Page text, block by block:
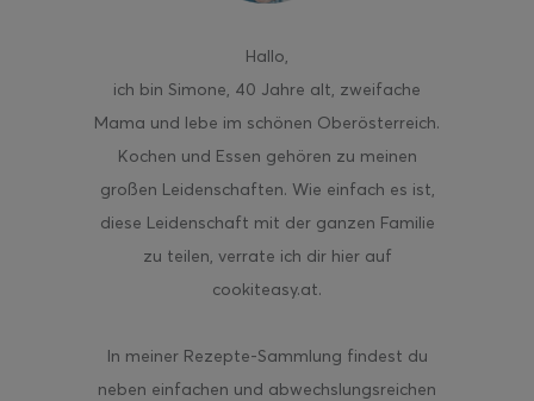
Hallo,
ich bin Simone, 40 Jahre alt, zweifache
Mama und lebe im schönen Oberösterreich.
Kochen und Essen gehören zu meinen
großen Leidenschaften. Wie einfach es ist,
diese Leidenschaft mit der ganzen Familie
zu teilen, verrate ich dir hier auf
cookiteasy.at.
In meiner Rezepte-Sammlung findest du
neben einfachen und abwechslungsreichen